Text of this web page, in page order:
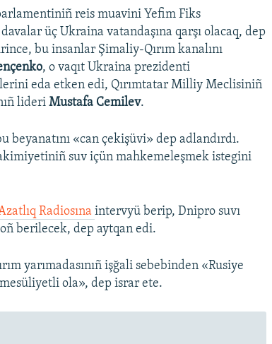
reis muavini Yefim Fiks
üç Ukraina vatandaşına qarşı olacaq, dep
bu insanlar Şimaliy-Qırım kanalını
, o vaqıt Ukraina prezidenti
eda etken edi, Qırımtatar Milliy Meclisiniñ
lideriMustafa Cemilev.
beyanatını «can çekişüvi» dep adlandırdı.
suv içün mahkemeleşmek istegini
Radiosınaintervyü berip, Dnipro suvı
berilecek, dep aytqan edi.
yarımadasınıñ işğali sebebinden «Rusiye
ola», dep israr ete.